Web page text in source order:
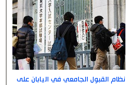
نظام القبول الجامعي في اليابان على